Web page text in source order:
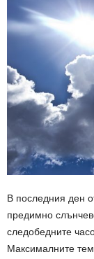
В последния ден
предимно
следобедните
Максималните